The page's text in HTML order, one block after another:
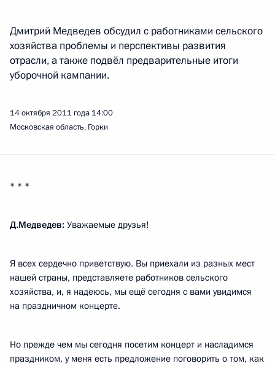
Дмитрий Медведев обсудил с работниками сельского
хозяйства проблемы и перспективы развития
отрасли, а также подвёл предварительные итоги
уборочной кампании.
14 октября 2011 года 14:00
Московская область, Горки
* * *
Д.Медведев: Уважаемые друзья!
Я всех сердечно приветствую. Вы приехали из разных мест
нашей страны, представляете работников сельского
хозяйства, и, я надеюсь, мы ещё сегодня с вами увидимся
на праздничном концерте.
Но прежде чем мы сегодня посетим концерт и насладимся
праздником, у меня есть предложение поговорить о том, как